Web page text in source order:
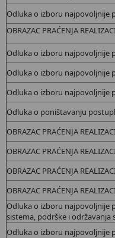
Odluka o izboru najpovoljnije
OBRAZAC PRAĆENJA
Odluka o izboru najpovoljnije
Odluka o izboru najpovoljnije
Odluka o izboru najpovoljnije
Odluka o poništavanju
OBRAZAC PRAĆENJA
OBRAZAC PRAĆENJA
OBRAZAC PRAĆENJA
OBRAZAC PRAĆENJA
Odluka o izboru najpovoljnije
sistema, podrške i
Odluka o izboru najpovoljnije